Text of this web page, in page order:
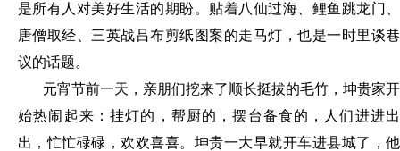
是所有人对美好生活的期盼。贴着八仙过海、鲤鱼跳龙门、
唐僧取经、三英战吕布剪纸图案的走马灯，也是一时里谈巷
议的话题。
元宵节前一天，亲朋们挖来了顺长挺拔的毛竹，坤贵家开
始热闹起来：挂灯的，帮厨的，摆台备食的，人们进进出
出，忙忙碌碌，欢欢喜喜。坤贵一大早就开车进县城了，他